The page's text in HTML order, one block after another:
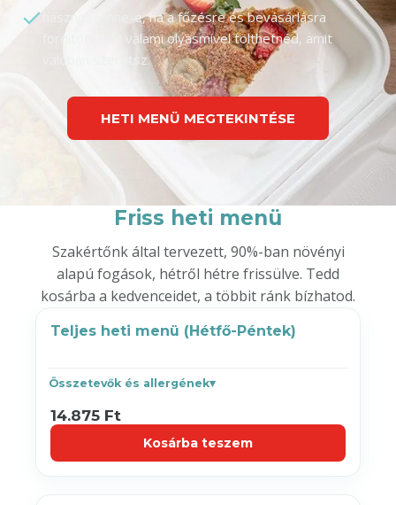
hasznos lenne-e, ha a főzésre és bevásárlásra
fordított időt valami olyasmivel tölthetnéd, amit
valóban szeretsz.
HETI MENÜ MEGTEKINTÉSE
Friss heti menü
Szakértőnk által tervezett, 90%-ban növényi
alapú fogások, hétről hétre frissülve. Tedd
kosárba a kedvenceidet, a többit ránk bízhatod.
Teljes heti menü (Hétfő-Péntek)
Összetevők és allergének
14.875 Ft
Kosárba teszem